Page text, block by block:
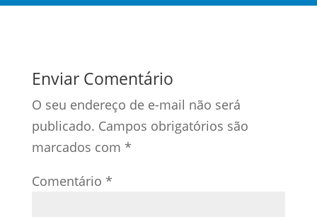
Enviar Comentário
O seu endereço de e-mail não será
publicado. Campos obrigatórios são
marcados com *
Comentário *